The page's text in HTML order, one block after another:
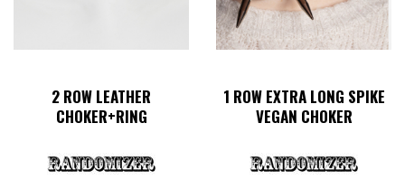
2 ROW LEATHER
CHOKER+RING
1 ROW EXTRA LONG SPIKE
VEGAN CHOKER